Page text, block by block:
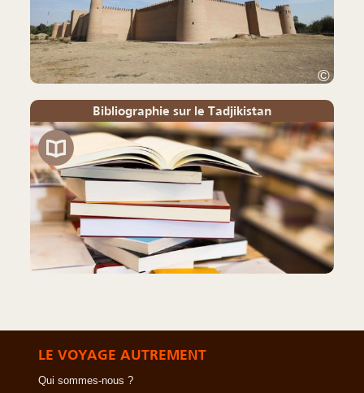
©
Bibliographie sur le Tadjikistan
LE VOYAGE AUTREMENT
Qui sommes-nous ?